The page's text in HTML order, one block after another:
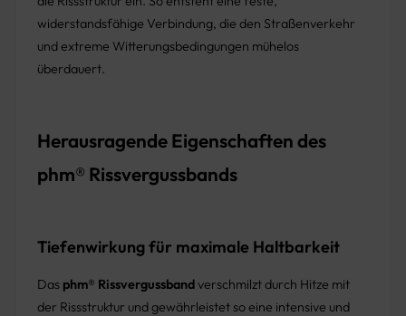
widerstandsfähige Verbindung, die den Straßenverkehr
und extreme Witterungsbedingungen mühelos
überdauert.
Herausragende Eigenschaften des
phm® Rissvergussbands
Tiefenwirkung für maximale Haltbarkeit
Das phm® Rissvergussbandverschmilzt durch Hitze mit
der Rissstruktur und gewährleistet so eine intensive und